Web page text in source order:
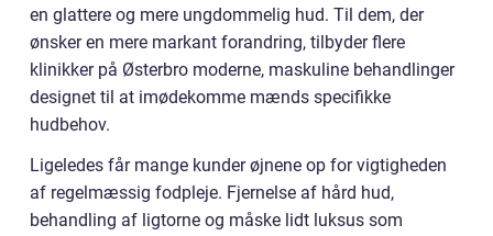
en glattere og mere ungdommelig hud. Til dem, der
ønsker en mere markant forandring, tilbyder flere
klinikker på Østerbro moderne, maskuline behandlinger
designet til at imødekomme mænds specifikke
hudbehov.
Ligeledes får mange kunder øjnene op for vigtigheden
af regelmæssig fodpleje. Fjernelse af hård hud,
behandling af ligtorne og måske lidt luksus som